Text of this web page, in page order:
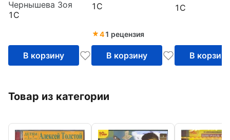
интермеццо
Чернышева Зоя
1С
В корзину
1С
41 рецензия
В корзину
(CDmp3)
1С
В корзину
Товар из категории